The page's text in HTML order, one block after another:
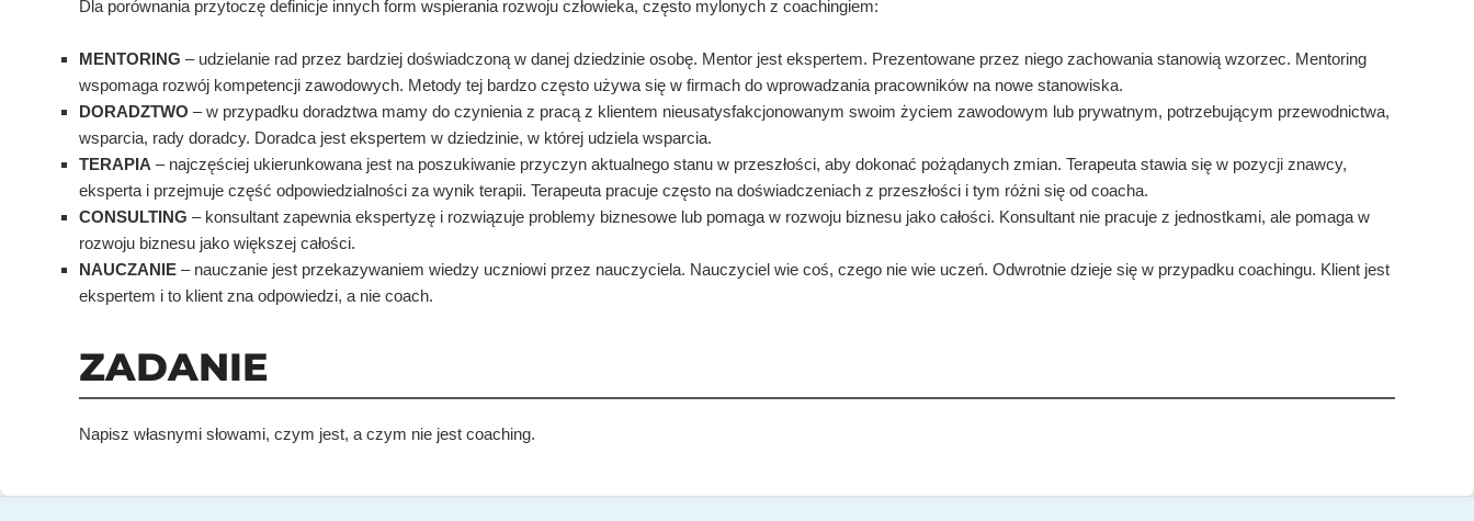
Dla porównania przytoczę definicje innych form wspierania rozwoju człowieka, często mylonych z coachingiem:
MENTORING – udzielanie rad przez bardziej doświadczoną w danej dziedzinie osobę. Mentor jest ekspertem. Prezentowane przez niego zachowania stanowią wzorzec. Mentoring
wspomaga rozwój kompetencji zawodowych. Metody tej bardzo często używa się w firmach do wprowadzania pracowników na nowe stanowiska.
DORADZTWO – w przypadku doradztwa mamy do czynienia z pracą z klientem nieusatysfakcjonowanym swoim życiem zawodowym lub prywatnym, potrzebującym przewodnictwa,
wsparcia, rady doradcy. Doradca jest ekspertem w dziedzinie, w której udziela wsparcia.
TERAPIA – najczęściej ukierunkowana jest na poszukiwanie przyczyn aktualnego stanu w przeszłości, aby dokonać pożądanych zmian. Terapeuta stawia się w pozycji znawcy,
eksperta i przejmuje część odpowiedzialności za wynik terapii. Terapeuta pracuje często na doświadczeniach z przeszłości i tym różni się od coacha.
CONSULTING – konsultant zapewnia ekspertyzę i rozwiązuje problemy biznesowe lub pomaga w rozwoju biznesu jako całości. Konsultant nie pracuje z jednostkami, ale pomaga w
rozwoju biznesu jako większej całości.
NAUCZANIE – nauczanie jest przekazywaniem wiedzy uczniowi przez nauczyciela. Nauczyciel wie coś, czego nie wie uczeń. Odwrotnie dzieje się w przypadku coachingu. Klient jest
ekspertem i to klient zna odpowiedzi, a nie coach.
ZADANIE
Napisz własnymi słowami, czym jest, a czym nie jest coaching.